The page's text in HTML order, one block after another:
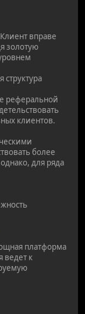
вправе
золотую
структура
реферальной
клиентов.
более
для ряда
платформа
ведет к